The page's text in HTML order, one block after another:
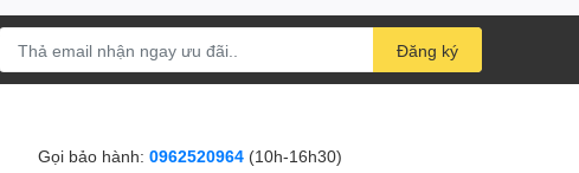
Đăng ký
Gọi bảo hành: 0962520964 (10h-16h30)